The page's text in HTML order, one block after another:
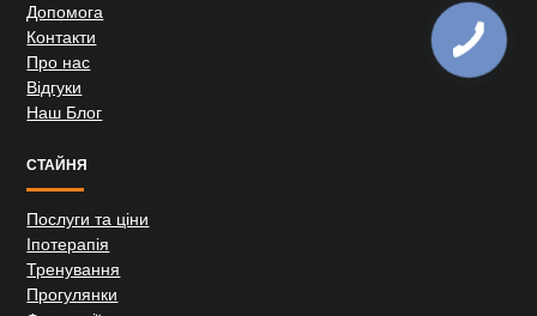
Допомога
Контакти
Про нас
Відгуки
Наш Блог
СТАЙНЯ
Послуги та ціни
Іпотерапія
Тренування
Прогулянки